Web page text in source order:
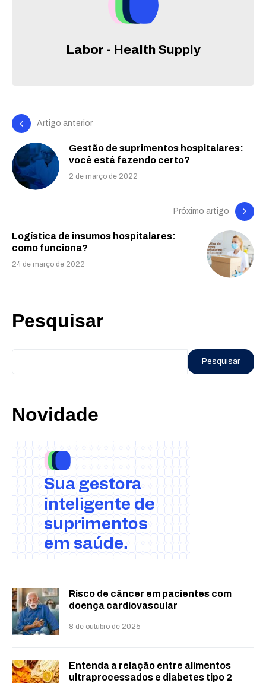
Labor - Health Supply
Artigo anterior
Gestão de suprimentos hospitalares:
você está fazendo certo?
2 de março de 2022
Próximo artigo
Logística de insumos hospitalares:
como funciona?
24 de março de 2022
Pesquisar
Pesquisar
Novidade
Risco de câncer em pacientes com
doença cardiovascular
8 de outubro de 2025
Entenda a relação entre alimentos
ultraprocessados e diabetes tipo 2